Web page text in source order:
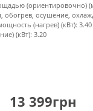
(ориентировочно)
обогрев, осушение,
(нагрев) (кВт): 3.40
(кВт): 3.20
13 399грн